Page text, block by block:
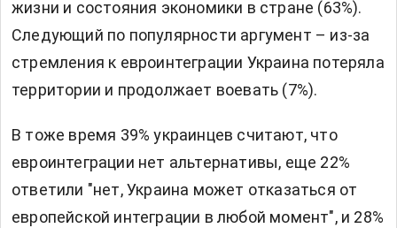
жизни и состояния экономики в стране (63%).
Следующий по популярности аргумент – из-за
стремления к евроинтеграции Украина потеряла
территории и продолжает воевать (7%).
В тоже время 39% украинцев считают, что
евроинтеграции нет альтернативы, еще 22%
ответили "нет, Украина может отказаться от
европейской интеграции в любой момент", и 28%